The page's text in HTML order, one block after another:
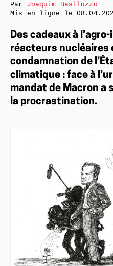
Des cadeaux à
réacteurs nucléaires
condamnation de
climatique : face à
mandat de Macron a
la procrastination.
Par Joaquim Basiluzzo
Mis en ligne le